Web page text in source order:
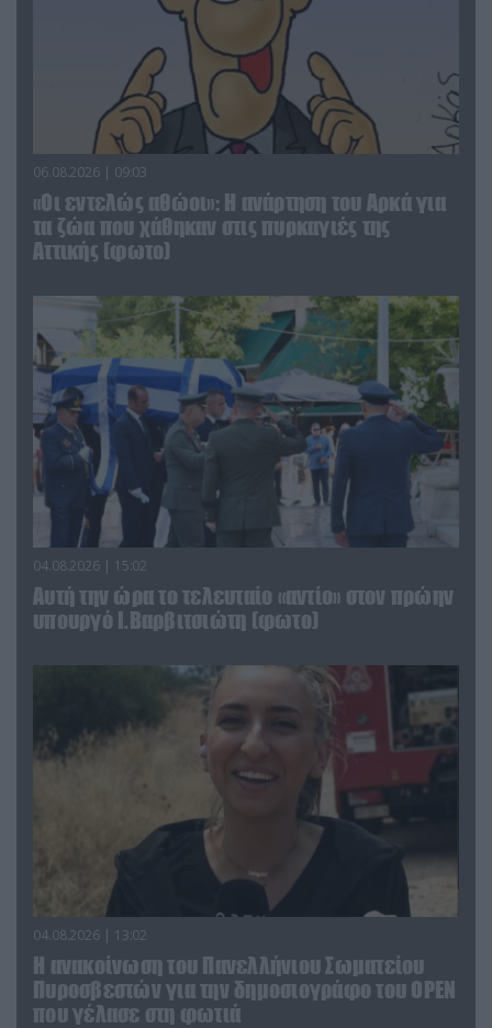
06.08.2026 | 09:03
«Οι εντελώς αθώοι»: Η ανάρτηση του Αρκά για
τα ζώα που χάθηκαν στις πυρκαγιές της
Αττικής (φωτο)
04.08.2026 | 15:02
Αυτή την ώρα το τελευταίο «αντίο» στον πρώην
υπουργό Ι.Βαρβιτσιώτη (φωτο)
04.08.2026 | 13:02
Η ανακοίνωση του Πανελλήνιου Σωματείου
Πυροσβεστών για την δημοσιογράφο του OPEN
που γέλασε στη φωτιά